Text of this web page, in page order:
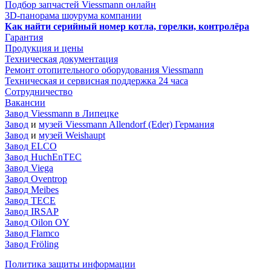
Подбор запчастей Viessmann онлайн
3D-панорама шоурума компании
Как найти серийный номер котла, горелки, контролёра
Гарантия
Продукция и цены
Техническая документация
Ремонт отопительного оборудования Viessmann
Техническая и сервисная поддержка 24 часа
Сотрудничество
Вакансии
Завод Viessmann в Липецке
Завод и музей Viessmann Allendorf (Eder) Германия
Завод и музей Weishaupt
Завод ELCO
Завод HuchEnTEC
Завод Viega
Завод Oventrop
Завод Meibes
Завод TECE
Завод IRSAP
Завод Oilon OY
Завод Flamco
Завод Fröling
Политика защиты информации